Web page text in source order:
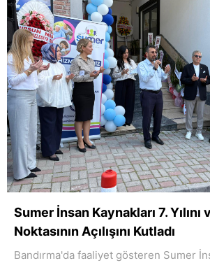
Sumer İnsan Kaynakları 7. Yılını
Noktasının Açılışını Kutladı
Bandırma'da faaliyet gösteren Sumer